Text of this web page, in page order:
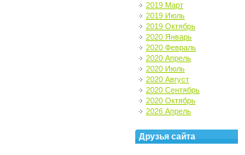
2019 Март
2019 Июль
2019 Октябрь
2020 Январь
2020 Февраль
2020 Апрель
2020 Июль
2020 Август
2020 Сентябрь
2020 Октябрь
2026 Апрель
Друзья сайта